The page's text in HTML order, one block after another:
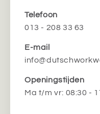
Telefoon
013 - 208 33 63
E-mail
Openingstijden
Ma t/m vr: 08:30 -